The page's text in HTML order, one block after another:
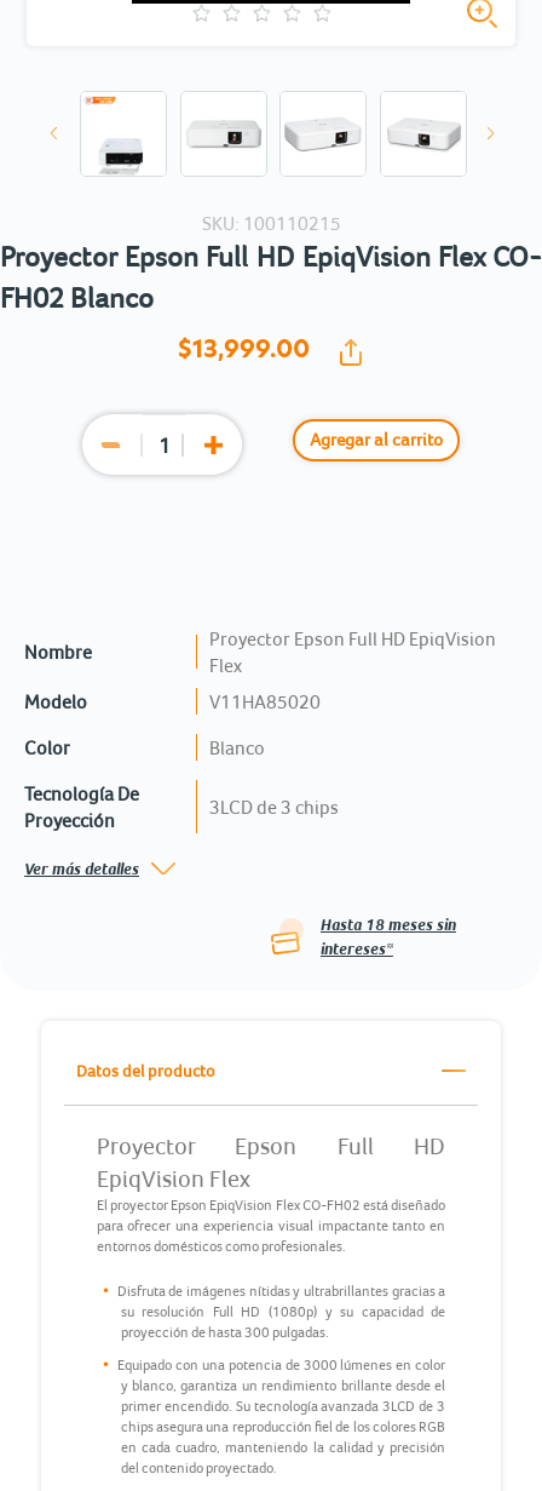
SKU: 100110215
Proyector Epson Full HD EpiqVision Flex CO-
FH02 Blanco
$13,999.00
Agregar al carrito
Nombre
Proyector Epson Full HD EpiqVision
Flex
Modelo
V11HA85020
Color Blanco
Tecnología De
Proyección
3LCD de 3 chips
Ver más detalles
Hasta 18meses sin
intereses*
Datos del producto
Proyector Epson Full HD
EpiqVision Flex
El proyector Epson EpiqVision Flex CO-FH02 está diseñado
para ofrecer una experiencia visual impactante tanto en
entornos domésticos como profesionales.
Disfruta de imágenes nítidas y ultrabrillantes gracias a
su resolución Full HD (1080p) y su capacidad de
proyección de hasta 300 pulgadas.
Equipado con una potencia de 3000 lúmenes en color
y blanco, garantiza un rendimiento brillante desde el
primer encendido. Su tecnología avanzada 3LCD de 3
chips asegura una reproducción fiel de los colores RGB
en cada cuadro, manteniendo la calidad y precisión
del contenido proyectado.